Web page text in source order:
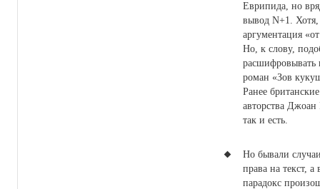
Еврипида, но
вывод N+1. Хотя,
аргументация
Но, к слову,
роман «Зов
Ранее
авторства Джоан
так и есть.
Но бывали
права на текст,
парадокс